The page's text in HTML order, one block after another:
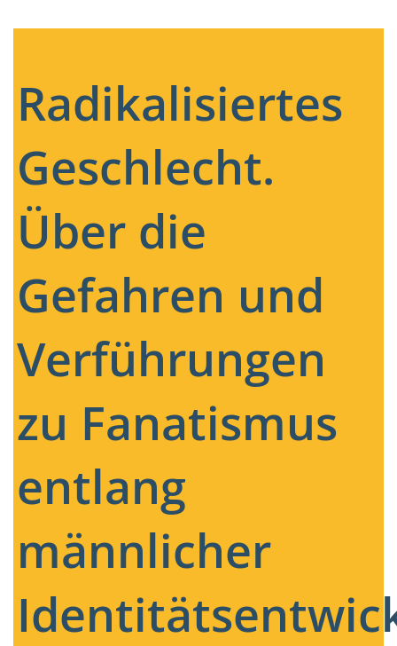
Radikalisiertes
Geschlecht.
Über die
Gefahren und
Verführungen
zu Fanatismus
entlang
männlicher